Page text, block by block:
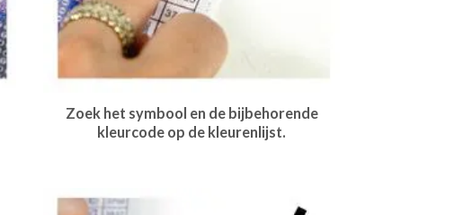
Zoek het symbool en de bijbehorende
kleurcode op de kleurenlijst.